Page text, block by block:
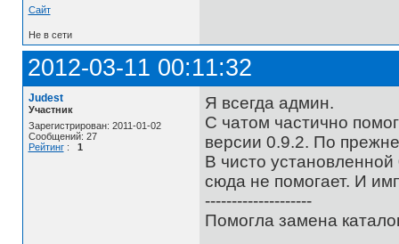
Сайт
Не в сети
2012-03-11 00:11:32
Judest
Участник
Зарегистрирован: 2011-01-02
Сообщений: 27
Рейтинг: 1
Я всегда админ.
С чатом частично
версии 0.9.2. По
В чисто
сюда не помогает. И
--------------------
Помогла замена